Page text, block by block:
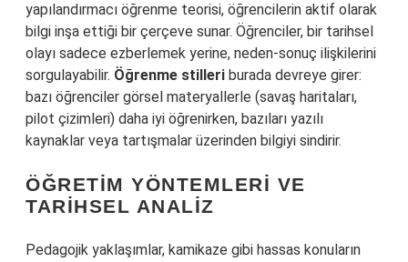
yapılandırmacı öğrenme teorisi, öğrencilerin aktif olarak
bilgi inşa ettiği bir çerçeve sunar. Öğrenciler, bir tarihsel
olayı sadece ezberlemek yerine, neden-sonuç ilişkilerini
sorgulayabilir. Öğrenme stilleri burada devreye girer:
bazı öğrenciler görsel materyallerle (savaş haritaları,
pilot çizimleri) daha iyi öğrenirken, bazıları yazılı
kaynaklar veya tartışmalar üzerinden bilgiyi sindirir.
ÖĞRETIM YÖNTEMLERI VE
TARIHSEL ANALIZ
Pedagojik yaklaşımlar, kamikaze gibi hassas konuların